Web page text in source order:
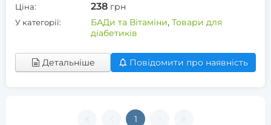
Ціна: 238 грн
У категорії: БАДи та Вітаміни, Товари для
діабетиків
Детальніше Повідомити про наявність
1